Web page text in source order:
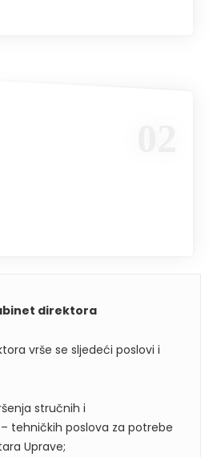
direktora
vrše se sljedeći poslovi i
stručnih i
tehničkih poslova za potrebe
Uprave;